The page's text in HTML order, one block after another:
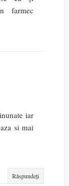
farmec
iar
si mai
Răspundeți